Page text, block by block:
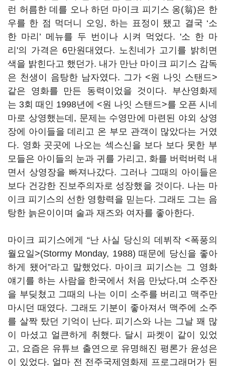
런 허름한 데를 오나 하던 마이크 피기스 옹(翁)은 한
우를 한 점 먹더니 오잉, 하는 표정이 됐고 결국 ‘소
한 마리’ 메뉴를 두 번이나 시켜 먹었다. '소 한 마
리'의 가격은 6만원대였다. 노친네가 고기를 밝히면
색을 밝힌다고 했던가. 내가 만난 마이크 피기스 감독
은 천생이 음탕한 남자였다. 그가 <원 나잇 스탠드>
같은 영화를 만든 동력이었을 것이다. 부산영화제
는 3회 때인 1998년에 <원 나잇 스탠드>를 오픈 시네
마로 상영했는데, 문제는 수영만에 마련된 야외 상영
장에 아이들을 데리고 온 부모 관객이 많았다는 거였
다. 영화 곳곳에 나오는 섹스신을 보다 보다 못한 부
모들은 아이들의 눈과 귀를 가리고, 화를 버럭버럭 내
면서 상영장을 빠져나갔다. 그러나 그때의 아이들은
보다 건강한 진보주의자로 성장했을 것이다. 나는 마
이크 피기스의 선한 영향력을 믿는다. 그래도 그는 음
탕한 늙은이이며 술과 재즈와 여자를 좋아한다.
마이크 피기스에게 “난 사실 당신의 데뷔작 <폭풍의
월요일>(Stormy Monday, 1988) 때문에 당신을 좋아
하게 됐어”라고 말했었다. 마이크 피기스는 그 영화
얘기를 하는 사람을 한국에서 처음 만났다,며 소주잔
을 부딪쳤고 그때의 나는 이미 소주를 버리고 맥주만
마시던 때였다. 그래도 기분이 좋아져서 맥주에 소주
를 살짝 탔던 기억이 난다. 피기스와 나는 그날 꽤 많
이 마셨고 얼큰하게 취했다. 달시 파켓이 같이 있었
고, 요즘은 유튜브 출연으로 유명해진 평론가 윤성은
이 있었다. 얼마 전 전주국제영화제 프로그래머가 된